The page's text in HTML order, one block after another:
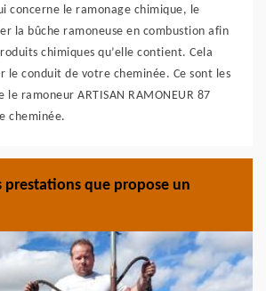
concerne le ramonage chimique, le
la bûche ramoneuse en combustion afin
chimiques qu’elle contient. Cela
le conduit de votre cheminée. Ce sont les
le ramoneur ARTISAN RAMONEUR 87
cheminée.
prestations que propose un